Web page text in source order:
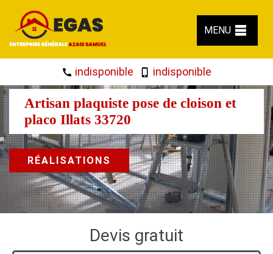
MENU
indisponible indisponible
Artisan plaquiste pose de cloison et
placo Illats 33720
RÉALISATIONS
Devis gratuit